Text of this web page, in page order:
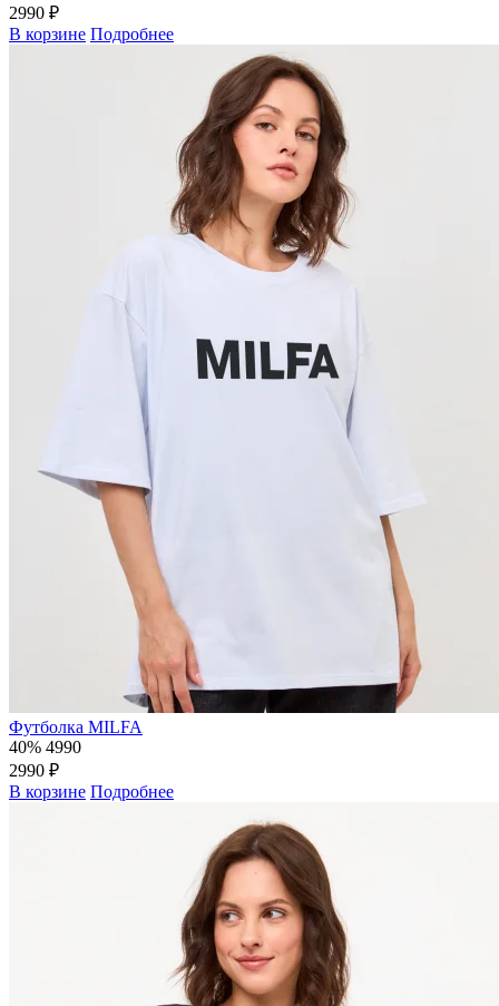
2990 ₽
В корзине Подробнее
Футболка MILFA
40% 4990
2990 ₽
В корзине Подробнее